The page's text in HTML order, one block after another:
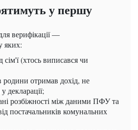
у першу
верифікації —
яких:
сім'ї (хтось виписався чи
родини отримав дохід, не
декларації;
розбіжності між даними ПФУ та
постачальників комунальних